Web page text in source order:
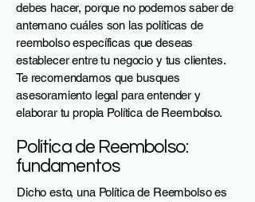
debes hacer, porque no podemos saber de
antemano cuáles son las políticas de
reembolso específicas que deseas
establecer entre tu negocio y tus clientes.
Te recomendamos que busques
asesoramiento legal para entender y
elaborar tu propia Política de Reembolso.
Política de Reembolso:
fundamentos
Dicho esto, una Política de Reembolso es